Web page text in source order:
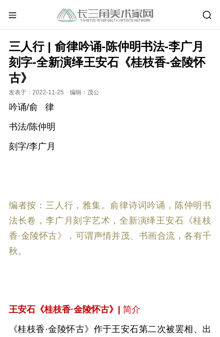
三人行 | 俞律吟诵-陈仲明书法-李广月
刻字-全新演绎王安石《桂枝香-金陵怀
古》
发表于：2022-11-25 编辑：茂公
吟诵/俞 律
书法/陈仲明
刻字/李广月
编者按：三人行，雅集。俞律诗词吟诵，陈仲明书
法长卷，李广月刻字艺术，全新演绎王安石《桂枝
香·金陵怀古》，可谓声情并茂、书画合流，各有千
秋。
王安石《桂枝香·金陵怀古》| 简介
《桂枝香·金陵怀古》作于王安石第二次被罢相、出